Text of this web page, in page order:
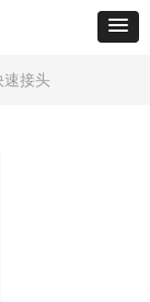
速接头